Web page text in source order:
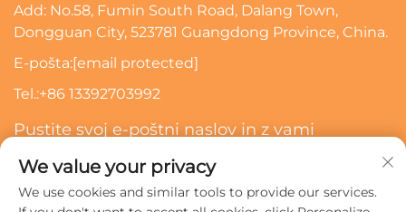
Add: No.58, Fumin South Road, Dalang Town,
Dongguan City, 523781 Guangdong Province, China.
E-pošta:[email protected]
Tel.:+86 13392703992
Pustite svoj e-poštni naslov in z vami
Naročite Se
We value your privacy
We use cookies and similar tools to provide our services.